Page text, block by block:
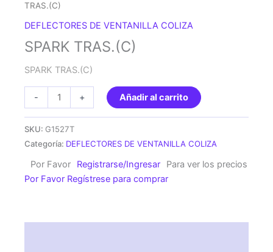
TRAS.(C)
DEFLECTORES DE VENTANILLA COLIZA
SPARK TRAS.(C)
SPARK TRAS.(C)
-
TRAS.
+ Añadir al carrito
SKU: G1527T
Categoría: DEFLECTORES DE VENTANILLA COLIZA
Por Favor Registrarse/Ingresar
Para ver los precios
Por Favor Regístrese para comprar